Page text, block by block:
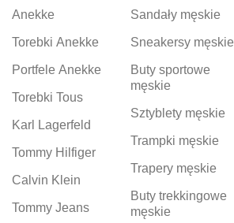
Anekke
Torebki Anekke
Portfele Anekke
Torebki Tous
Karl Lagerfeld
Tommy Hilfiger
Calvin Klein
Tommy Jeans
Sandały męskie
Sneakersy męskie
Buty sportowe
męskie
Sztyblety męskie
Trampki męskie
Trapery męskie
Buty trekkingowe
męskie